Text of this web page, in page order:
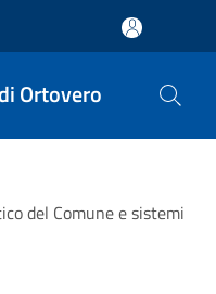
Ortovero
del Comune e sistemi